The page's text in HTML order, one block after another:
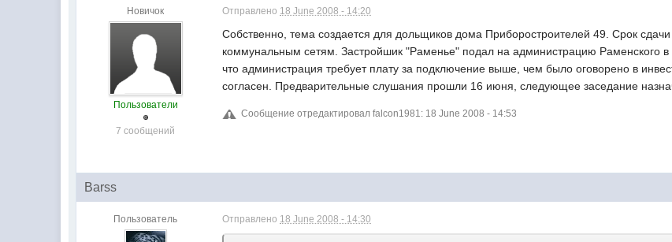
Новичок
Пользователи
7 сообщений
Отправлено 18 June 2008 - 14:20
Собственно, тема создается для дольщиков дома Приборостроителей 49. Срок
коммунальным сетям. Застройшик "Раменье" подал на администрацию Раменского в
что администрация требует плату за подключение выше, чем было оговорено в
согласен. Предварительные слушания прошли 16 июня, следующее заседание
Сообщение отредактировал falcon1981: 18 June 2008 - 14:53
Barss
Пользователь Отправлено 18 June 2008 - 14:30